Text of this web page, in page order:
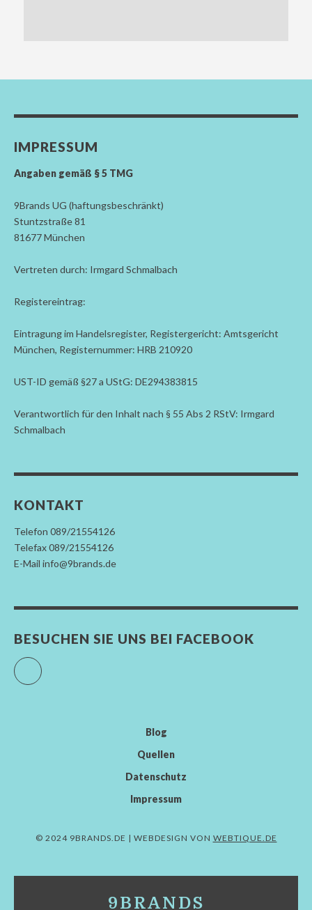
IMPRESSUM
Angaben gemäß § 5 TMG
9Brands UG (haftungsbeschränkt)
Stuntzstraße 81
81677 München
Vertreten durch: Irmgard Schmalbach
Registereintrag:
Eintragung im Handelsregister, Registergericht: Amtsgericht
München, Registernummer: HRB 210920
UST-ID gemäß §27 a UStG: DE294383815
Verantwortlich für den Inhalt nach § 55 Abs 2 RStV: Irmgard
Schmalbach
KONTAKT
Telefon 089/21554126
Telefax 089/21554126
E-Mail info@9brands.de
BESUCHEN SIE UNS BEI FACEBOOK
Facebook
Blog
Quellen
Datenschutz
Impressum
© 2024 9BRANDS.DE | WEBDESIGN VON WEBTIQUE.DE
9BRANDS